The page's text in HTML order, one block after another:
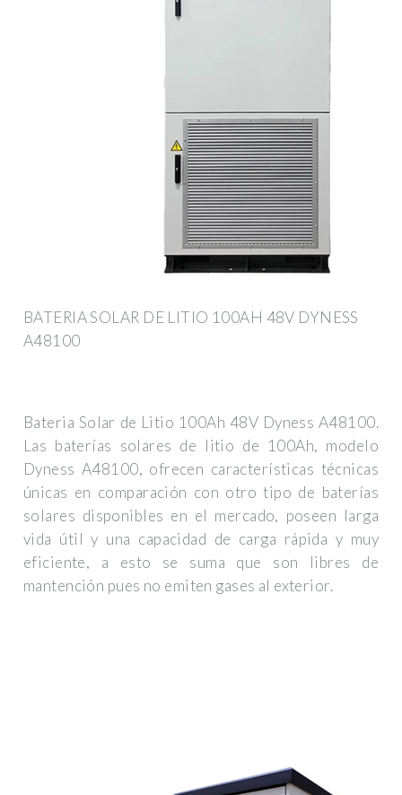
BATERIA SOLAR DE LITIO 100AH 48V DYNESS
A48100
Bateria Solar de Litio 100Ah 48V Dyness A48100.
Las baterías solares de litio de 100Ah, modelo
Dyness A48100, ofrecen características técnicas
únicas en comparación con otro tipo de baterías
solares disponibles en el mercado, poseen larga
vida útil y una capacidad de carga rápida y muy
eficiente, a esto se suma que son libres de
mantención pues no emiten gases al exterior.